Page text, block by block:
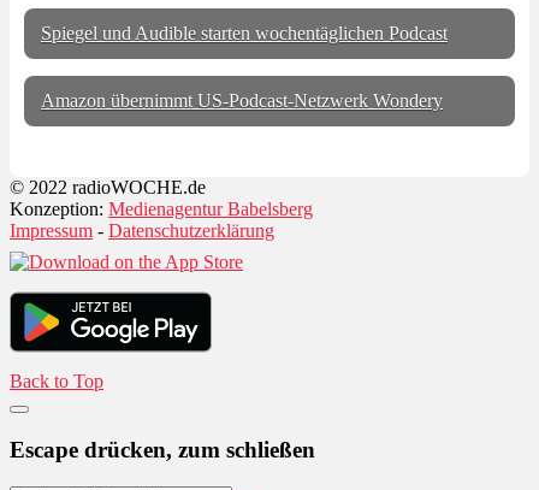
Spiegel und Audible starten wochentäglichen Podcast
Amazon übernimmt US-Podcast-Netzwerk Wondery
© 2022 radioWOCHE.de
Konzeption: Medienagentur Babelsberg
Impressum - Datenschutzerklärung
Back to Top
Escape drücken, zum schließen